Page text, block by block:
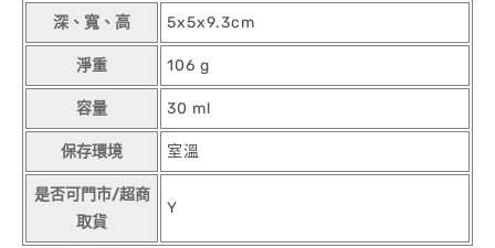
深、寬、高 5x5x9.3cm
淨重 106 g
容量 30 ml
保存環境 室溫
是否可門市/超商
取貨
Y